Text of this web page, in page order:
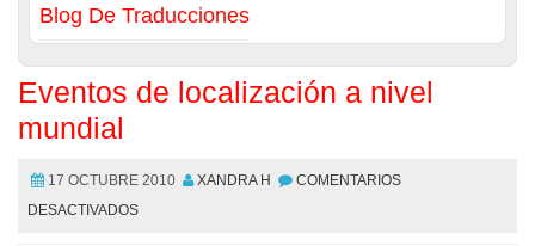
Blog De Traducciones
Eventos de localización a nivel
mundial
17 OCTUBRE 2010 XANDRA H
COMENTARIOS
DESACTIVADOS